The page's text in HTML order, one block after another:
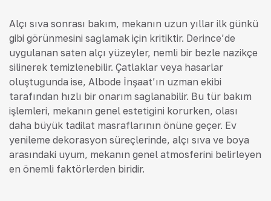
Alçı sıva sonrası bakım, mekanın uzun yıllar ilk günkü
gibi görünmesini sağlamak için kritiktir. Derince’de
uygulanan saten alçı yüzeyler, nemli bir bezle nazikçe
silinerek temizlenebilir. Çatlaklar veya hasarlar
oluştuğunda ise, Albode İnşaat’ın uzman ekibi
tarafından hızlı bir onarım sağlanabilir. Bu tür bakım
işlemleri, mekanın genel estetiğini korurken, olası
daha büyük tadilat masraflarının önüne geçer. Ev
yenileme dekorasyon süreçlerinde, alçı sıva ve boya
arasındaki uyum, mekanın genel atmosferini belirleyen
en önemli faktörlerden biridir.